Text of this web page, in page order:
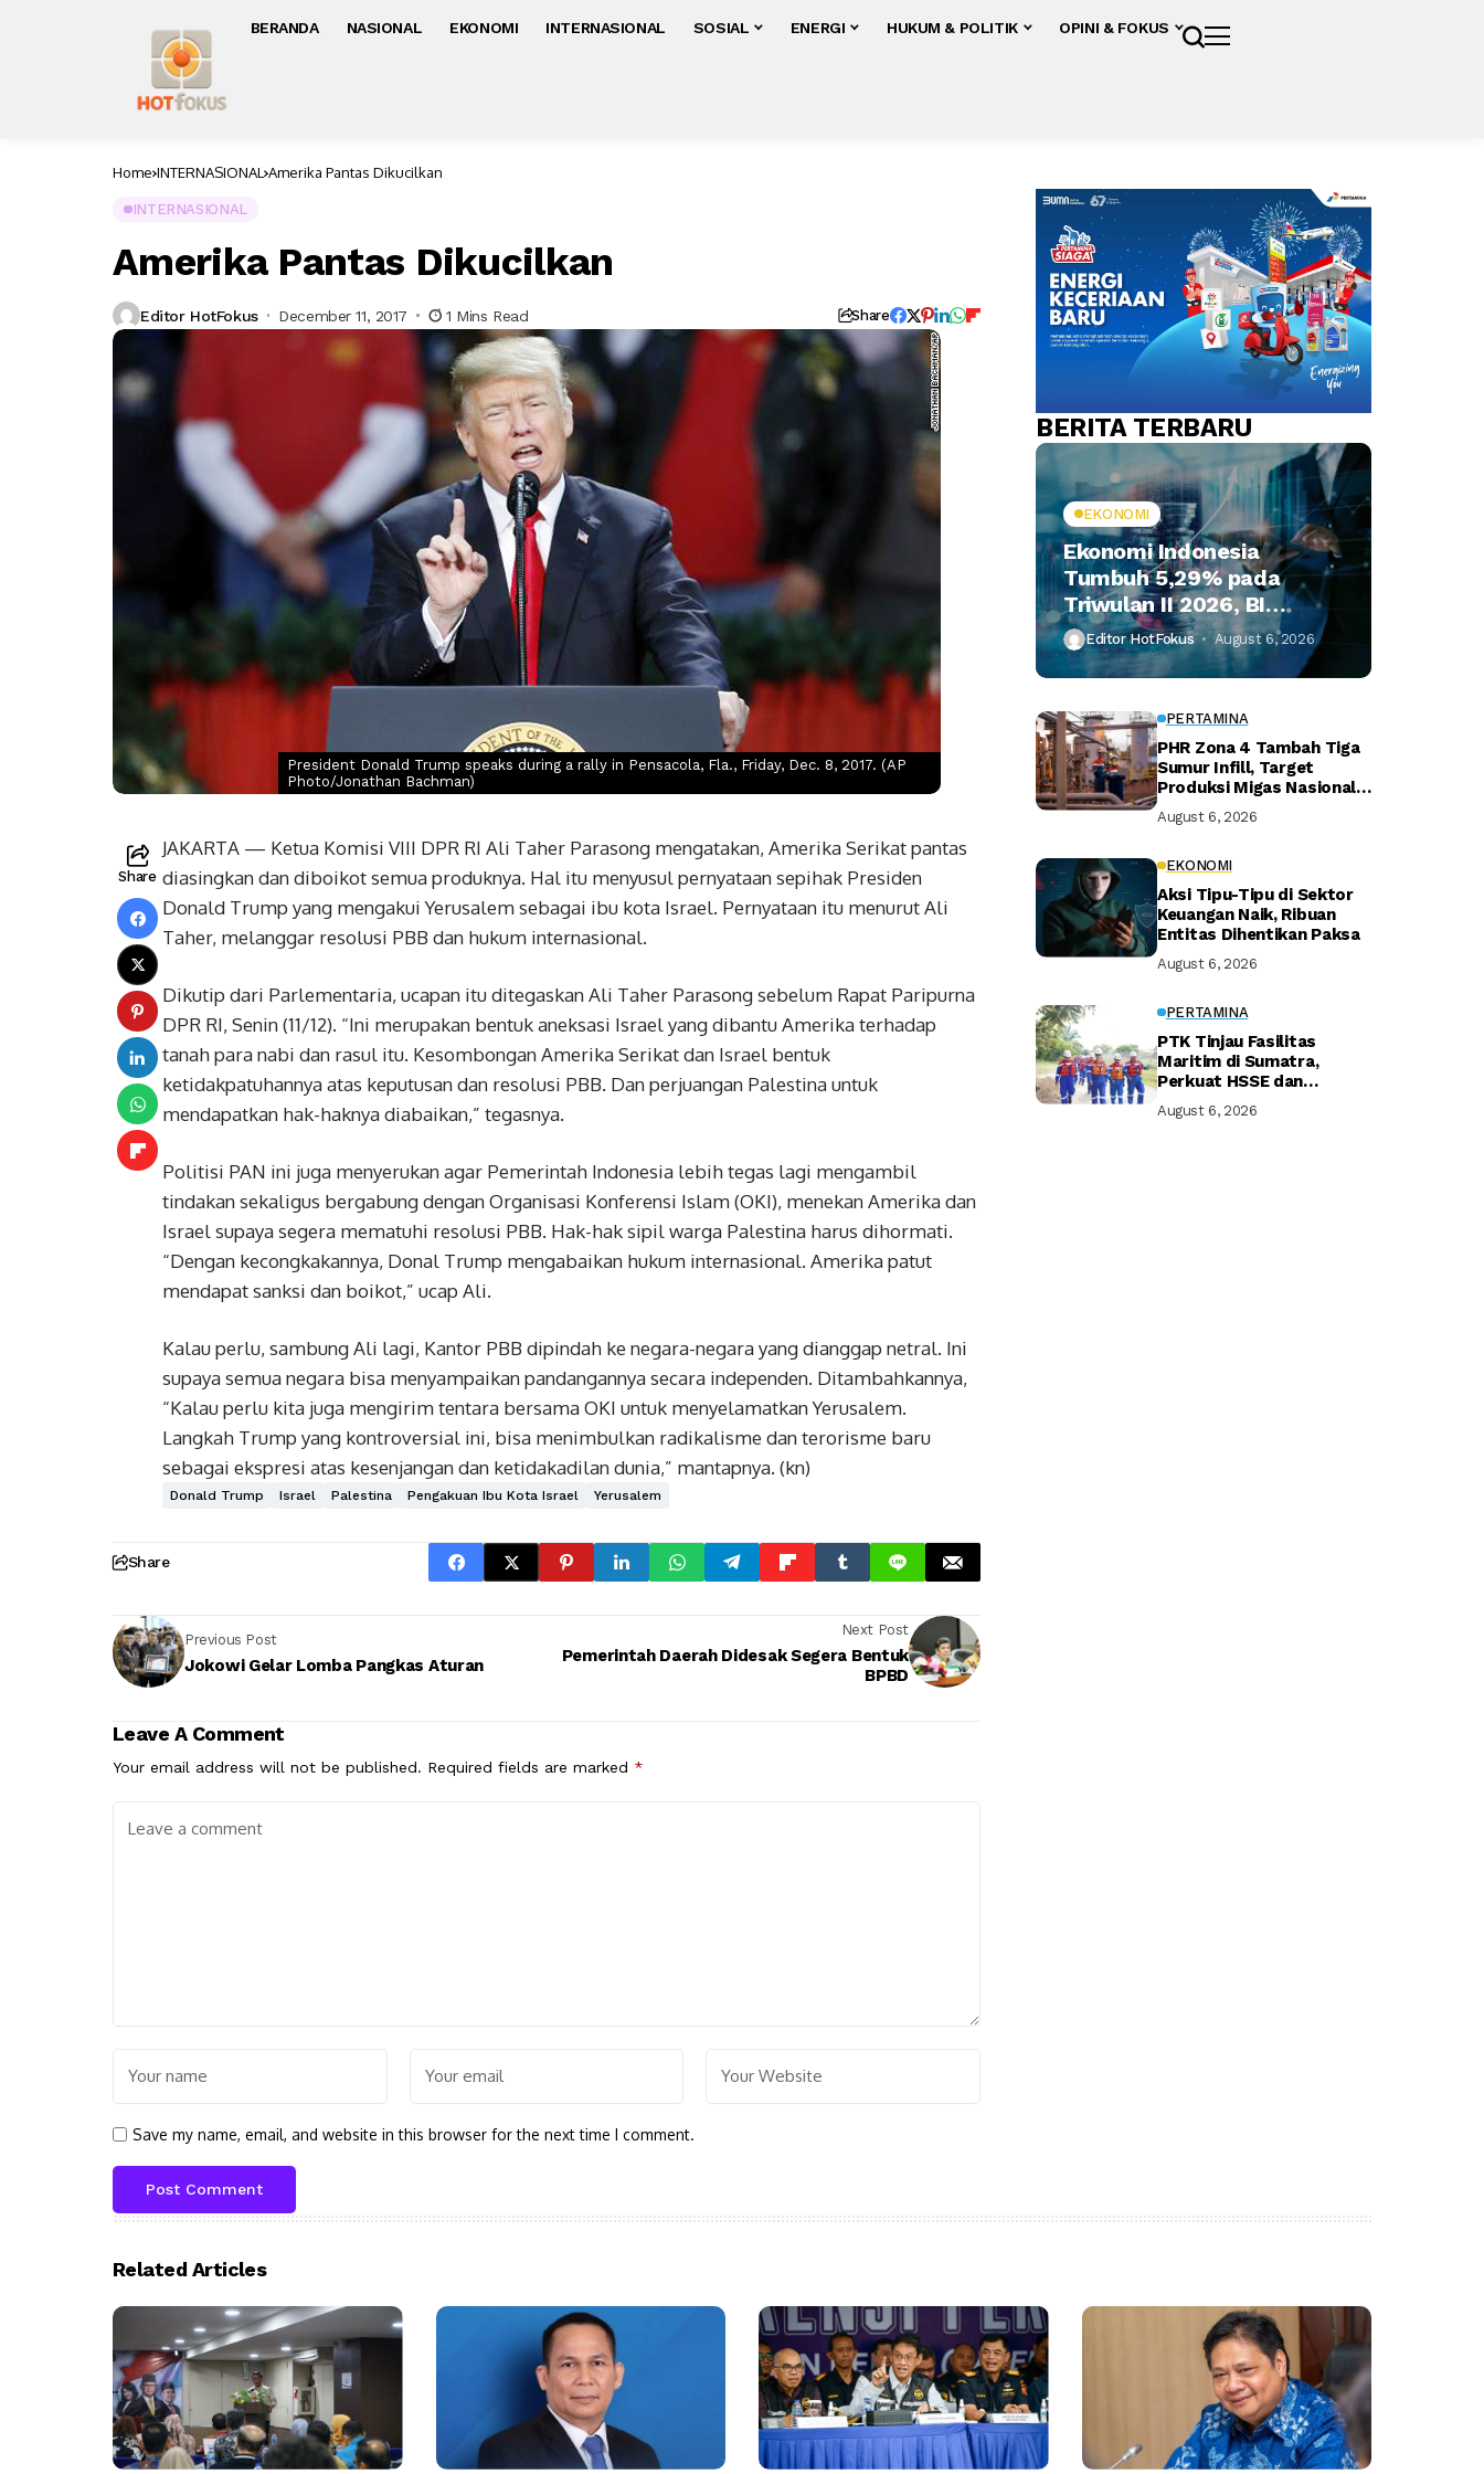
BERANDA NASIONAL EKONOMI INTERNASIONAL SOSIAL ENERGI HUKUM & POLITIK OPINI & FOKUS
Home INTERNASIONAL Amerika Pantas Dikucilkan
INTERNASIONAL
Amerika Pantas Dikucilkan
Editor HotFokus December 11, 2017 1 Mins Read Share
President Donald Trump speaks during a rally in Pensacola, Fla., Friday, Dec. 8, 2017. (AP
Photo/Jonathan Bachman)
Share
JAKARTA — Ketua Komisi VIII DPR RI Ali Taher Parasong mengatakan, Amerika Serikat pantas
diasingkan dan diboikot semua produknya. Hal itu menyusul pernyataan sepihak Presiden
Donald Trump yang mengakui Yerusalem sebagai ibu kota Israel. Pernyataan itu menurut Ali
Taher, melanggar resolusi PBB dan hukum internasional.
Dikutip dari Parlementaria, ucapan itu ditegaskan Ali Taher Parasong sebelum Rapat Paripurna
DPR RI, Senin (11/12). “Ini merupakan bentuk aneksasi Israel yang dibantu Amerika terhadap
tanah para nabi dan rasul itu. Kesombongan Amerika Serikat dan Israel bentuk
ketidakpatuhannya atas keputusan dan resolusi PBB. Dan perjuangan Palestina untuk
mendapatkan hak-haknya diabaikan,” tegasnya.
Politisi PAN ini juga menyerukan agar Pemerintah Indonesia lebih tegas lagi mengambil
tindakan sekaligus bergabung dengan Organisasi Konferensi Islam (OKI), menekan Amerika dan
Israel supaya segera mematuhi resolusi PBB. Hak-hak sipil warga Palestina harus dihormati.
“Dengan kecongkakannya, Donal Trump mengabaikan hukum internasional. Amerika patut
mendapat sanksi dan boikot,” ucap Ali.
Kalau perlu, sambung Ali lagi, Kantor PBB dipindah ke negara-negara yang dianggap netral. Ini
supaya semua negara bisa menyampaikan pandangannya secara independen. Ditambahkannya,
“Kalau perlu kita juga mengirim tentara bersama OKI untuk menyelamatkan Yerusalem.
Langkah Trump yang kontroversial ini, bisa menimbulkan radikalisme dan terorisme baru
sebagai ekspresi atas kesenjangan dan ketidakadilan dunia,” mantapnya. (kn)
Donald Trump Israel Palestina Pengakuan Ibu Kota Israel Yerusalem
Share
Previous Post
Jokowi Gelar Lomba Pangkas Aturan
Next Post
Pemerintah Daerah Didesak Segera Bentuk
BPBD
Leave A Comment
Your email address will not be published. Required fields are marked *
Save my name, email, and website in this browser for the next time I comment.
BERITA TERBARU
EKONOMI
Ekonomi Indonesia
Tumbuh 5,29% pada
Triwulan II 2026, BI
Optimistis Target Tahunan
Tercapai
Editor HotFokus August 6, 2026
PERTAMINA
PHR Zona 4 Tambah Tiga
Sumur Infill, Target
Produksi Migas Nasional
August 6, 2026
EKONOMI
Aksi Tipu-Tipu di Sektor
Keuangan Naik, Ribuan
Entitas Dihentikan Paksa
August 6, 2026
PERTAMINA
PTK Tinjau Fasilitas
Maritim di Sumatra,
Perkuat HSSE dan
Energi
August 6, 2026
Related Articles